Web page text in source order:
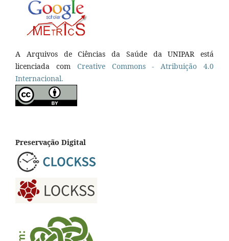
A Arquivos de Ciências da Saúde da UNIPAR está
licenciada com Creative Commons - Atribuição 4.0
Internacional.
Preservação Digital